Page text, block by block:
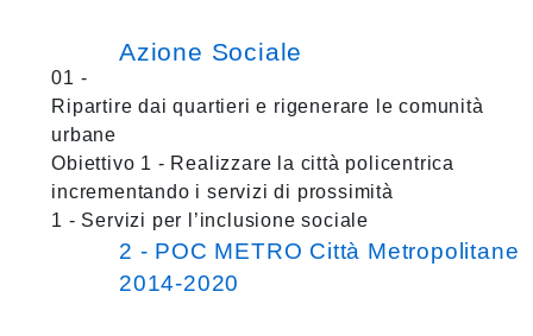
Azione Sociale
01 -
Ripartire dai quartieri e rigenerare le comunità
urbane
Obiettivo 1 - Realizzare la città policentrica
incrementando i servizi di prossimità
1 - Servizi per l’inclusione sociale
2 - POC METRO Città Metropolitane
2014-2020